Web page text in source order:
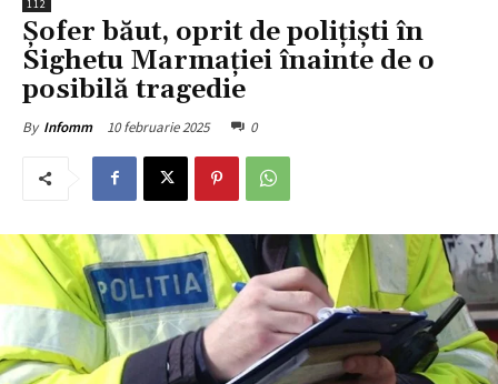
112
Șofer băut, oprit de polițiști în
Sighetu Marmației înainte de o
posibilă tragedie
By Infomm 10 februarie 2025 0